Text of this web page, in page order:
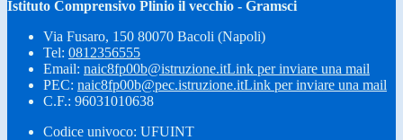
Istituto Comprensivo Plinio il vecchio - Gramsci
Via Fusaro, 150 80070 Bacoli (Napoli)
Tel: 0812356555
Email: naic8fp00b@istruzione.itLink per inviare una mail
PEC: naic8fp00b@pec.istruzione.itLink per inviare una mail
C.F.: 96031010638
Codice univoco: UFUINT